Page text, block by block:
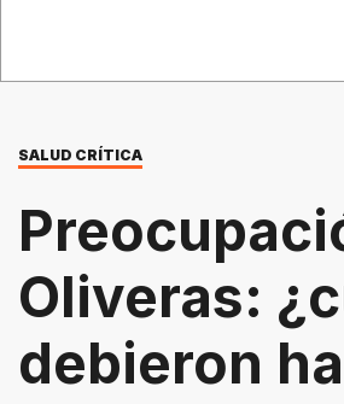
SALUD CRÍTICA
Oliveras:
debieron